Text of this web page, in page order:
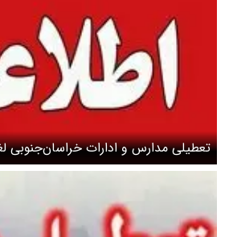
تعطیلی مدارس و ادارات خراسان‌جنوبی